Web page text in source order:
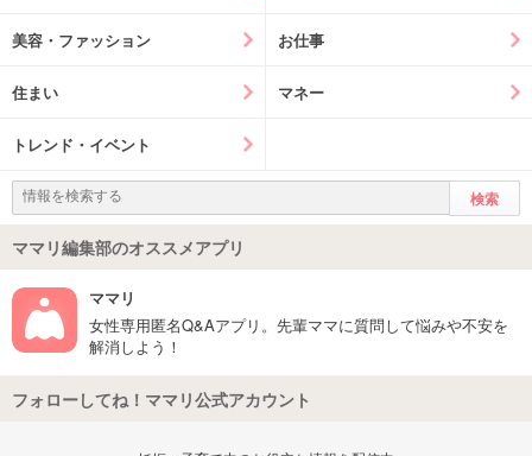
美容・ファッション お仕事
住まい マネー
トレンド・イベント
ママリ編集部のオススメアプリ
ママリ
女性専用匿名Q&Aアプリ。先輩ママに質問して悩みや不安を
解消しよう！
フォローしてね！ママリ公式アカウント